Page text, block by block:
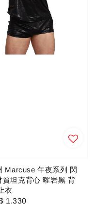
Marcuse 午夜系列 閃
質坦克背心 曜岩黑 背
衣
1,330